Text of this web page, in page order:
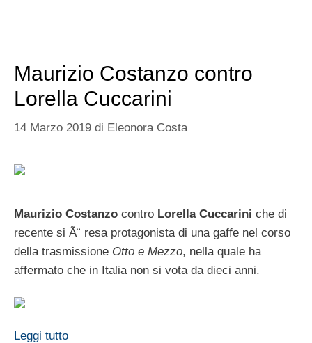
Maurizio Costanzo contro
Lorella Cuccarini
14 Marzo 2019 di Eleonora Costa
Maurizio Costanzo contro Lorella Cuccarini che di
recente si Ã¨ resa protagonista di una gaffe nel corso
della trasmissione Otto e Mezzo, nella quale ha
affermato che in Italia non si vota da dieci anni.
Leggi tutto